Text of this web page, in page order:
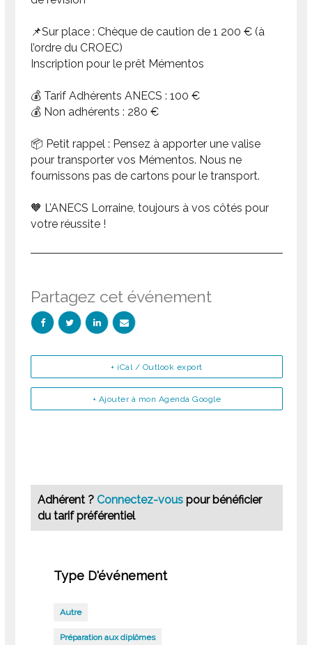
📌Sur place : Chèque de caution de 1 200 € (à
l’ordre du CROEC)
Inscription pour le prêt Mémentos
💰 Tarif Adhérents ANECS : 100 €
💰 Non adhérents : 280 €
📦 Petit rappel : Pensez à apporter une valise
pour transporter vos Mémentos. Nous ne
fournissons pas de cartons pour le transport.
🧡 L’ANECS Lorraine, toujours à vos côtés pour
votre réussite !
Partagez cet événement
+ Ajouter à mon Agenda Google
+ iCal / Outlook export
Adhérent ?Connectez-vouspour bénéficier
du tarif préférentiel
Type D'événement
Autre
Préparation aux diplômes